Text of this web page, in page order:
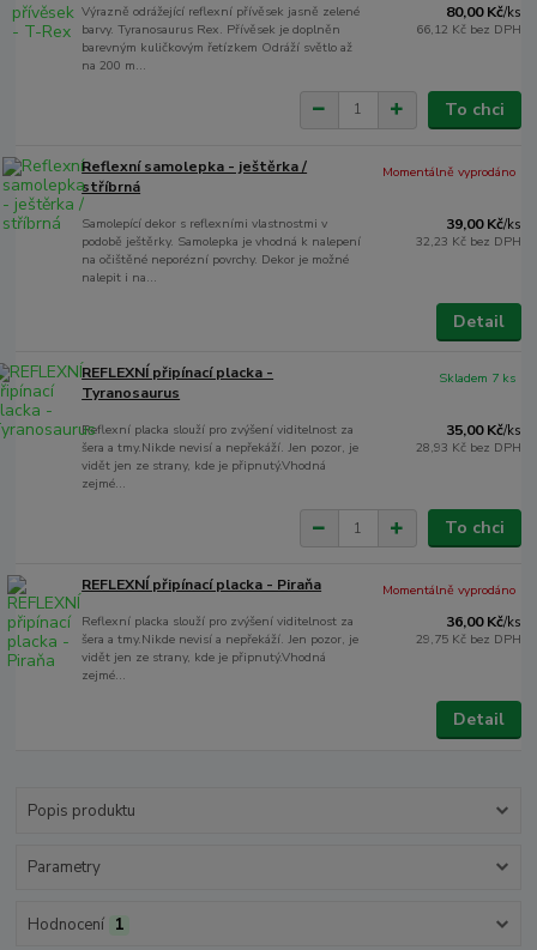
Výrazně odrážející reflexní přívěsek jasně zelené
barvy. Tyranosaurus Rex. Přívěsek je doplněn
barevným kuličkovým řetízkem Odráží světlo až
na 200 m...
80,00 Kč/ks
66,12 Kč bez DPH
To chci
Reflexní samolepka - ještěrka /
stříbrná
Samolepící dekor s reflexními vlastnostmi v
podobě ještěrky. Samolepka je vhodná k nalepení
na očištěné neporézní povrchy. Dekor je možné
nalepit i na...
39,00 Kč/ks
32,23 Kč bez DPH
Momentálně vyprodáno
Detail
REFLEXNÍ připínací placka -
Tyranosaurus
Reflexní placka slouží pro zvýšení viditelnost za
šera a tmy.Nikde nevisí a nepřekáží. Jen pozor, je
vidět jen ze strany, kde je připnutý.Vhodná
zejmé...
35,00 Kč/ks
28,93 Kč bez DPH
Skladem 7 ks
To chci
REFLEXNÍ připínací placka - Piraňa
Reflexní placka slouží pro zvýšení viditelnost za
šera a tmy.Nikde nevisí a nepřekáží. Jen pozor, je
vidět jen ze strany, kde je připnutý.Vhodná
zejmé...
36,00 Kč/ks
29,75 Kč bez DPH
Momentálně vyprodáno
Detail
Popis produktu
Parametry
Hodnocení 1